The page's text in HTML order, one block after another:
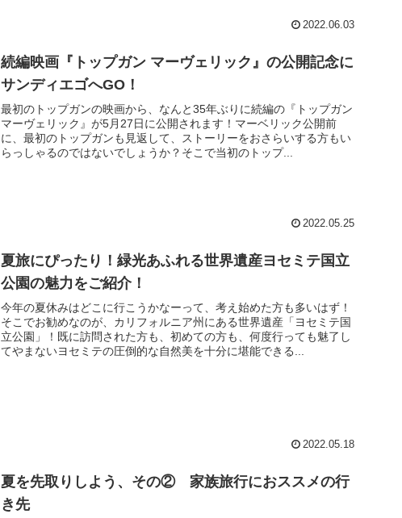
2022.06.03
続編映画『トップガン マーヴェリック』の公開記念に
サンディエゴへGO！
最初のトップガンの映画から、なんと35年ぶりに続編の『トップガン
マーヴェリック』が5月27日に公開されます！マーベリック公開前
に、最初のトップガンも見返して、ストーリーをおさらいする方もい
らっしゃるのではないでしょうか？そこで当初のトップ...
2022.05.25
夏旅にぴったり！緑光あふれる世界遺産ヨセミテ国立
公園の魅力をご紹介！
今年の夏休みはどこに行こうかなーって、考え始めた方も多いはず！
そこでお勧めなのが、カリフォルニア州にある世界遺産「ヨセミテ国
立公園」！既に訪問された方も、初めての方も、何度行っても魅了し
てやまないヨセミテの圧倒的な自然美を十分に堪能できる...
2022.05.18
夏を先取りしよう、その② 家族旅行におススメの行
き先